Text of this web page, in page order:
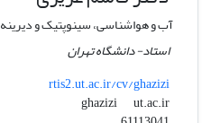
آب و هواشناسی، سینوپتیک و دیرینه
استاد- دانشگاه تهران
rtis2.ut.ac.ir/cv/ghazizi
ghazizi
ut.ac.ir